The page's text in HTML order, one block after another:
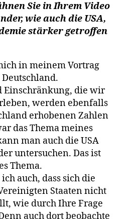
Sie in Ihrem Video
wie auch die USA,
stärker getroffen
in meinem Vortrag
Einschränkung, die wir
werden ebenfalls
erhobenen Zahlen
das Thema meines
man auch die USA
untersuchen. Das ist
Thema.
auch, dass sich die
Staaten nicht
wie durch Ihre Frage
auch dort beobachte